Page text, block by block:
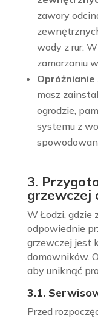
zawory
wody z rur.
zamarzaniu
masz
ogrodzie,
systemu z
3.
grzewczej
W Łodzi, gdzie
odpowiednie
grzewczej jest
domowników.
aby uniknąć
3.1.
Przed